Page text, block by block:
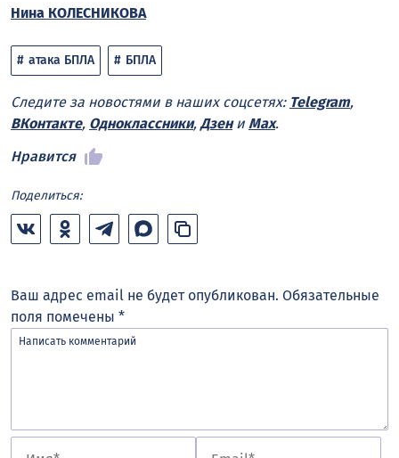
Нина КОЛЕСНИКОВА
атака БПЛА БПЛА
Следите за новостями в наших соцсетях: Telegram,
ВКонтакте, Одноклассники, Дзени Max.
Нравится
Поделиться:
Ваш адрес email не будет опубликован. Обязательные
поля помечены *